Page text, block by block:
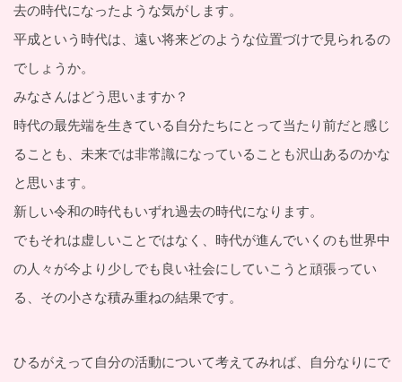
去の時代になったような気がします。
平成という時代は、遠い将来どのような位置づけで見られるの
でしょうか。
みなさんはどう思いますか？
時代の最先端を生きている自分たちにとって当たり前だと感じ
ることも、未来では非常識になっていることも沢山あるのかな
と思います。
新しい令和の時代もいずれ過去の時代になります。
でもそれは虚しいことではなく、時代が進んでいくのも世界中
の人々が今より少しでも良い社会にしていこうと頑張ってい
る、その小さな積み重ねの結果です。
ひるがえって自分の活動について考えてみれば、自分なりにで